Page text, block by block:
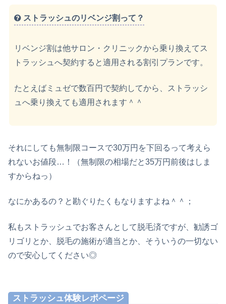
ストラッシュのリベンジ割って？
リベンジ割は他サロン・クリニックから乗り換えてス
トラッシュへ契約すると適用される割引プランです。
たとえばミュゼで数百円で契約してから、ストラッシ
ュへ乗り換えても適用されます＾＾
それにしても無制限コースで30万円を下回るって考えら
れないお値段…！（無制限の相場だと35万円前後はしま
すからねっ）
なにかあるの？と勘ぐりたくもなりますよね＾＾；
私もストラッシュでお客さんとして脱毛済ですが、勧誘ゴ
リゴリとか、脱毛の施術が適当とか、そういうの一切ない
ので安心してください◎
ストラッシュ体験レポページ